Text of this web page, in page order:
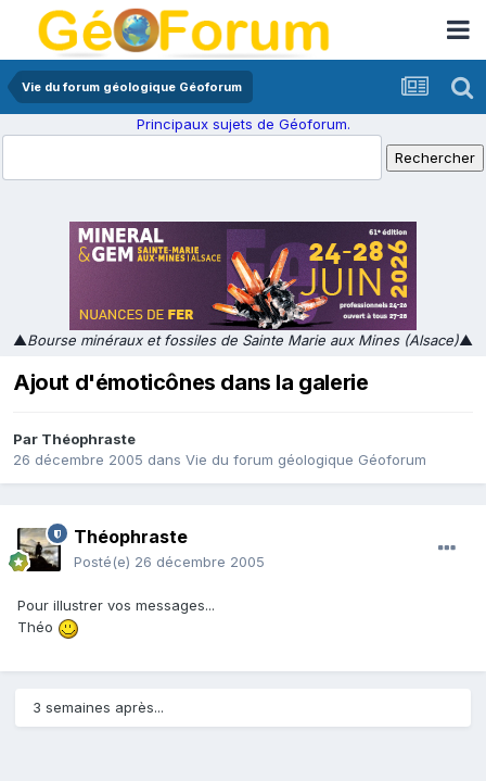
Vie du forum géologique Géoforum
Principaux sujets de Géoforum.
▲Bourse minéraux et fossiles de Sainte Marie aux Mines (Alsace)▲
Ajout d'émoticônes dans la galerie
Par Théophraste
26 décembre 2005 dans Vie du forum géologique Géoforum
Théophraste
Posté(e) 26 décembre 2005
Pour illustrer vos messages...
Théo
3 semaines après...